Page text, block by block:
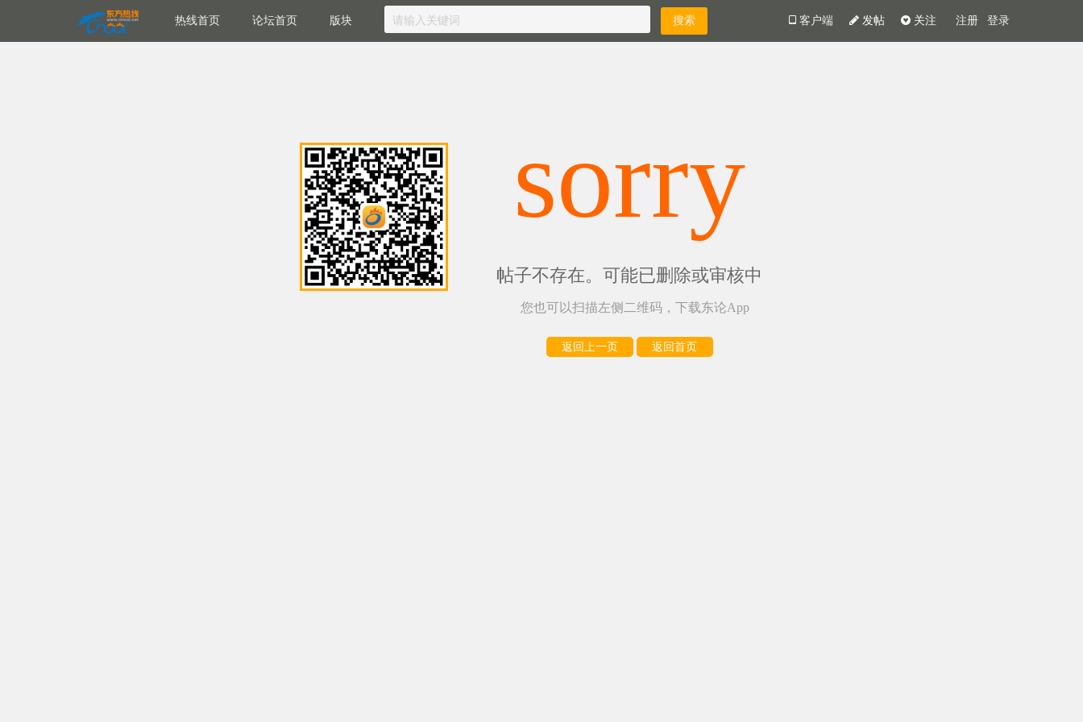
热线首页 论坛首页 版块 注册 登录
关注
发帖
客户端
sorry
帖子不存在。可能已删除或审核中
您也可以扫描左侧二维码，下载东论App
返回上一页 返回首页